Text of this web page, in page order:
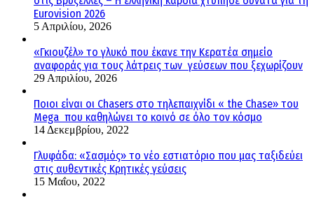
Eurovision 2026
5 Απριλίου, 2026
«Γκιουζέλ» το γλυκό που έκανε την Κερατέα σημείο
αναφοράς για τους λάτρεις των γεύσεων που ξεχωρίζουν
29 Απριλίου, 2026
Ποιοι είναι οι Chasers στο τηλεπαιχνίδι « the Chase» του
Mega που καθηλώνει το κοινό σε όλο τον κόσμο
14 Δεκεμβρίου, 2022
Γλυφάδα: «Σασμός» το νέο εστιατόριο που μας ταξιδεύει
στις αυθεντικές Κρητικές γεύσεις
15 Μαΐου, 2022